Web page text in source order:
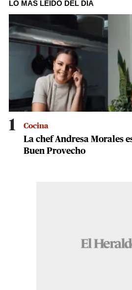
12
minutes,
1
second
LO MÁS LEÍDO DEL DÍA
1 Cocina
La chef Andresa Morales
Buen Provecho